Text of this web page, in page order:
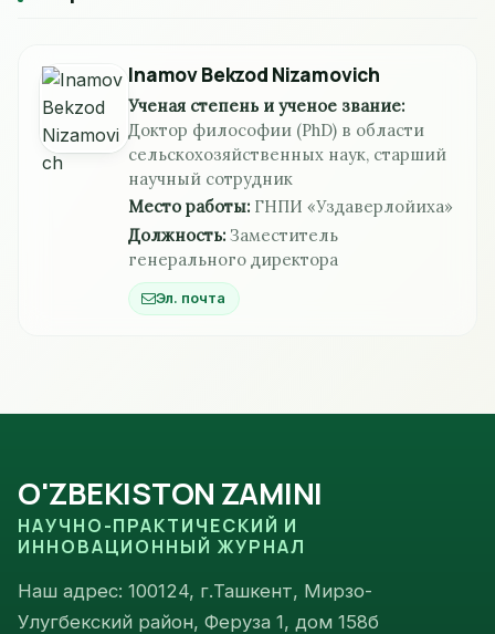
Inamov Bekzod Nizamovich
Ученая степень и ученое звание:
Доктор философии (PhD) в области
сельскохозяйственных наук, старший
научный сотрудник
Место работы: ГНПИ «Уздаверлойиха»
Должность: Заместитель
генерального директора
Эл. почта
O'ZBEKISTON ZAMINI
НАУЧНО-ПРАКТИЧЕСКИЙ И
ИННОВАЦИОННЫЙ ЖУРНАЛ
Наш адрес: 100124, г.Ташкент, Мирзо-
Улугбекский район, Феруза 1, дом 158б